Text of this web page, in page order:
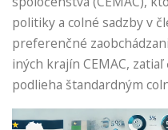
politiky a colné sadzby v
preferenčné
iných krajín CEMAC,
podlieha štandardným